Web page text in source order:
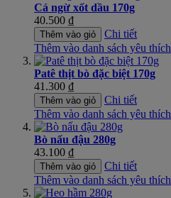
Cá ngừ xốt dầu 170g
40.500 ₫
Thêm vào giỏ
Chi tiết
Thêm vào danh sách yêu thích
Patê thịt bò đặc biệt 170g
41.300 ₫
Thêm vào giỏ
Chi tiết
Thêm vào danh sách yêu thích
Bò nấu đậu 280g
43.100 ₫
Thêm vào giỏ
Chi tiết
Thêm vào danh sách yêu thích